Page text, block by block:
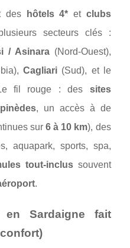
des hôtels 4* et clubs
secteurs clés :
/ Asinara(Nord‑Ouest),
Cagliari (Sud), et le
fil rouge : des sites
, un accès à de
sur 6 à 10 km), des
aquapark, sports, spa,
tout‑inclussouvent
.
Sardaigne fait